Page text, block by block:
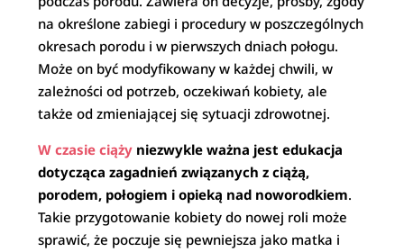
na określone zabiegi i procedury w poszczególnych
okresach porodu i w pierwszych dniach połogu.
Może on być modyfikowany w każdej chwili, w
zależności od potrzeb, oczekiwań kobiety, ale
także od zmieniającej się sytuacji zdrowotnej.
W czasie ciąży niezwykle ważna jest edukacja
dotycząca zagadnień związanych z ciążą,
porodem, połogiem i opieką nad noworodkiem.
Takie przygotowanie kobiety do nowej roli może
sprawić, że poczuje się pewniejsza jako matka i